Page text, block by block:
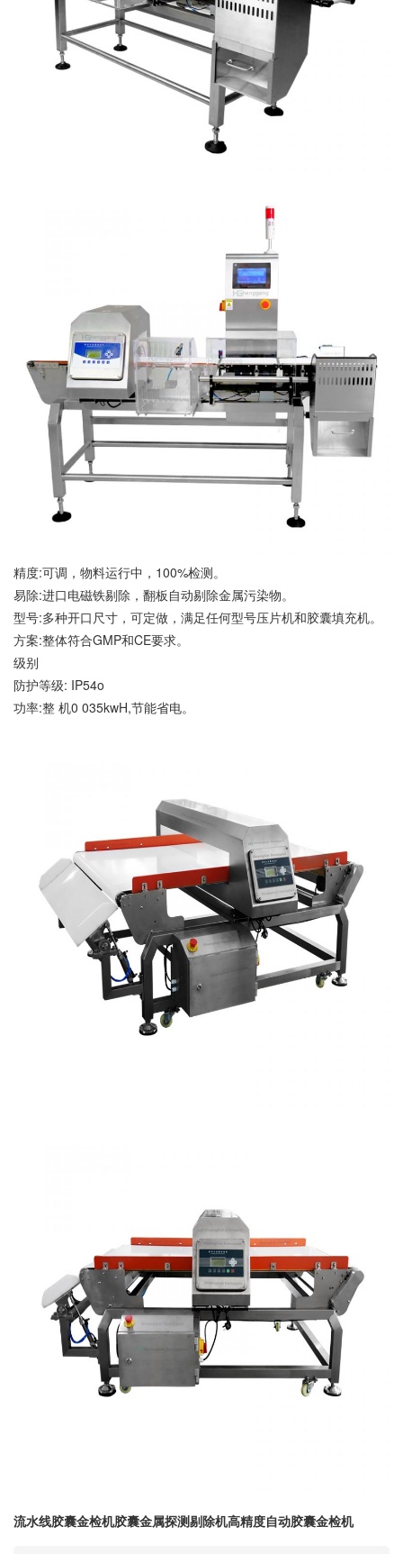
精度:可调，物料运行中，100%检测。
易除:进口电磁铁剔除，翻板自动剔除金属污染物。
型号:多种开口尺寸，可定做，满足任何型号压片机和胶囊填充机。
方案:整体符合GMP和CE要求。
级别
防护等级: IP54o
功率:整 机0 035kwH,节能省电。
流水线胶囊金检机胶囊金属探测剔除机高精度自动胶囊金检机